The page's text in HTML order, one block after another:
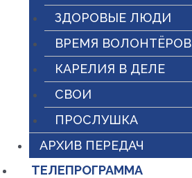
ЗДОРОВЫЕ ЛЮДИ
ВРЕМЯ ВОЛОНТЁРОВ
КАРЕЛИЯ В ДЕЛЕ
СВОИ
ПРОСЛУШКА
АРХИВ ПЕРЕДАЧ
ТЕЛЕПРОГРАММА